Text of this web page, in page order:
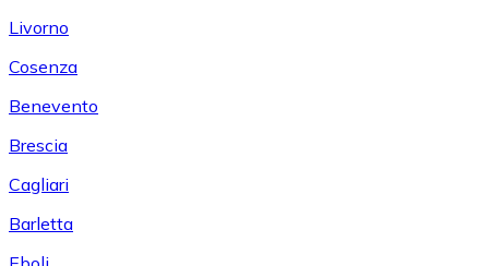
Livorno
Cosenza
Benevento
Brescia
Cagliari
Barletta